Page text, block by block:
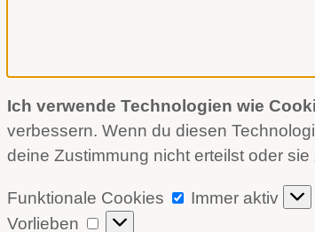
Ich verwende Technologien wie
verbessern. Wenn du diesen
deine Zustimmung nicht erteilst oder
Funktionale Cookies
Funktionale
Immer aktiv
Vorlieben
Vorlieben